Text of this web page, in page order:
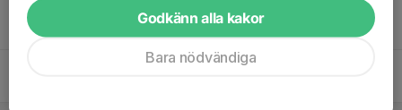
19
Isträning U12/U10 omkl. 3 och 4
Godkänn alla kakor
Bara nödvändiga